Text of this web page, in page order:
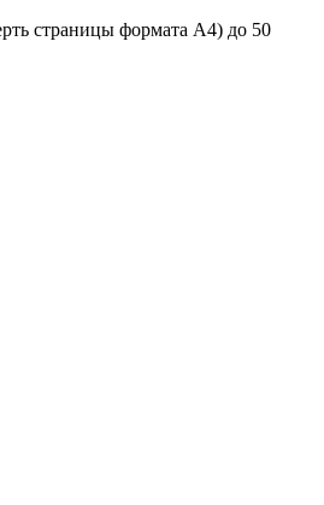
страницы формата А4) до 50